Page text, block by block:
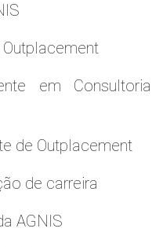
em Consultoria
de Outplacement
de carreira
AGNIS